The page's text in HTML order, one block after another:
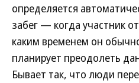
определяется
забег — когда участник
каким временем он
планирует преодолеть
Бывает так, что люди